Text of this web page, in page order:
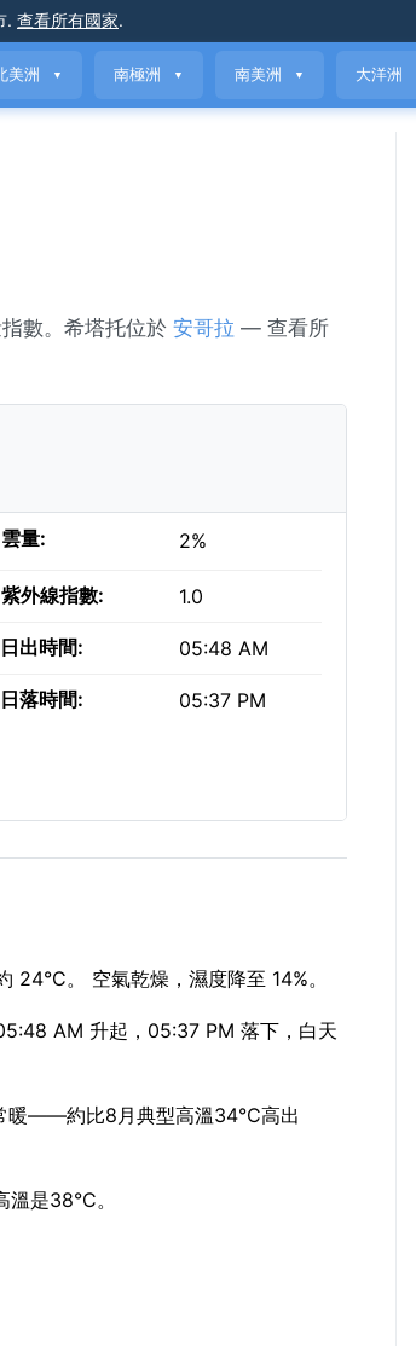
. 查看所有國家.
美洲 ▼ 南極洲 ▼ 南美洲 ▼ 大洋洲
數。希塔托位於 安哥拉 — 查看所
雲量: 2%
紫外線指數: 1.0
日出時間: 05:48 AM
日落時間: 05:37 PM
。 空氣乾燥，濕度降至 14%。
AM 升起，05:37 PM 落下，白天
暖——約比8月典型高溫34°C高出
是38°C。